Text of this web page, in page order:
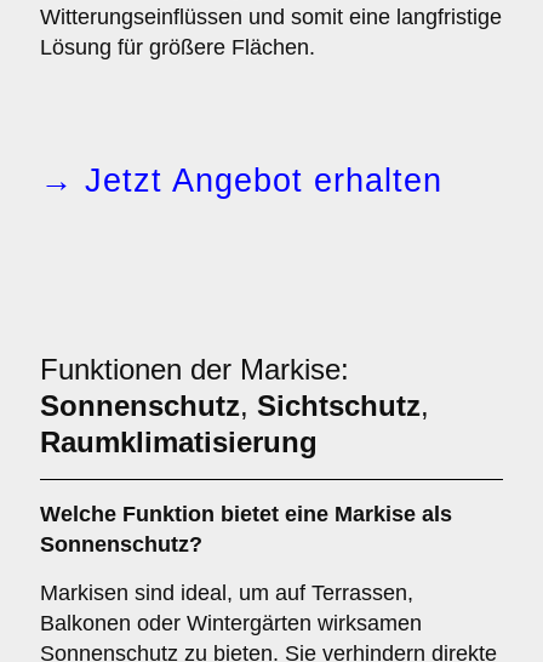
Witterungseinflüssen und somit eine langfristige
Lösung für größere Flächen.
→ Jetzt Angebot erhalten
Funktionen der Markise:
Sonnenschutz, Sichtschutz,
Raumklimatisierung
Welche Funktion bietet eine Markise als
Sonnenschutz?
Markisen sind ideal, um auf Terrassen,
Balkonen oder Wintergärten wirksamen
Sonnenschutz zu bieten. Sie verhindern direkte